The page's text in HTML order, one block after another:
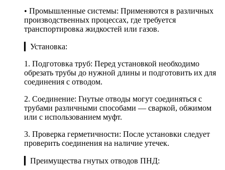
• Промышленные системы: Применяются в различных
производственных процессах, где требуется
транспортировка жидкостей или газов.
▎Установка:
1. Подготовка труб: Перед установкой необходимо
обрезать трубы до нужной длины и подготовить их для
соединения с отводом.
2. Соединение: Гнутые отводы могут соединяться с
трубами различными способами — сваркой, обжимом
или с использованием муфт.
3. Проверка герметичности: После установки следует
проверить соединения на наличие утечек.
▎Преимущества гнутых отводов ПНД: